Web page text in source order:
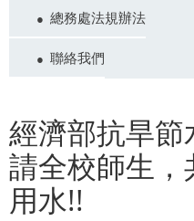
總務處法規辦法
聯絡我們
經濟部抗旱節
請全校師生 ，
用水!!